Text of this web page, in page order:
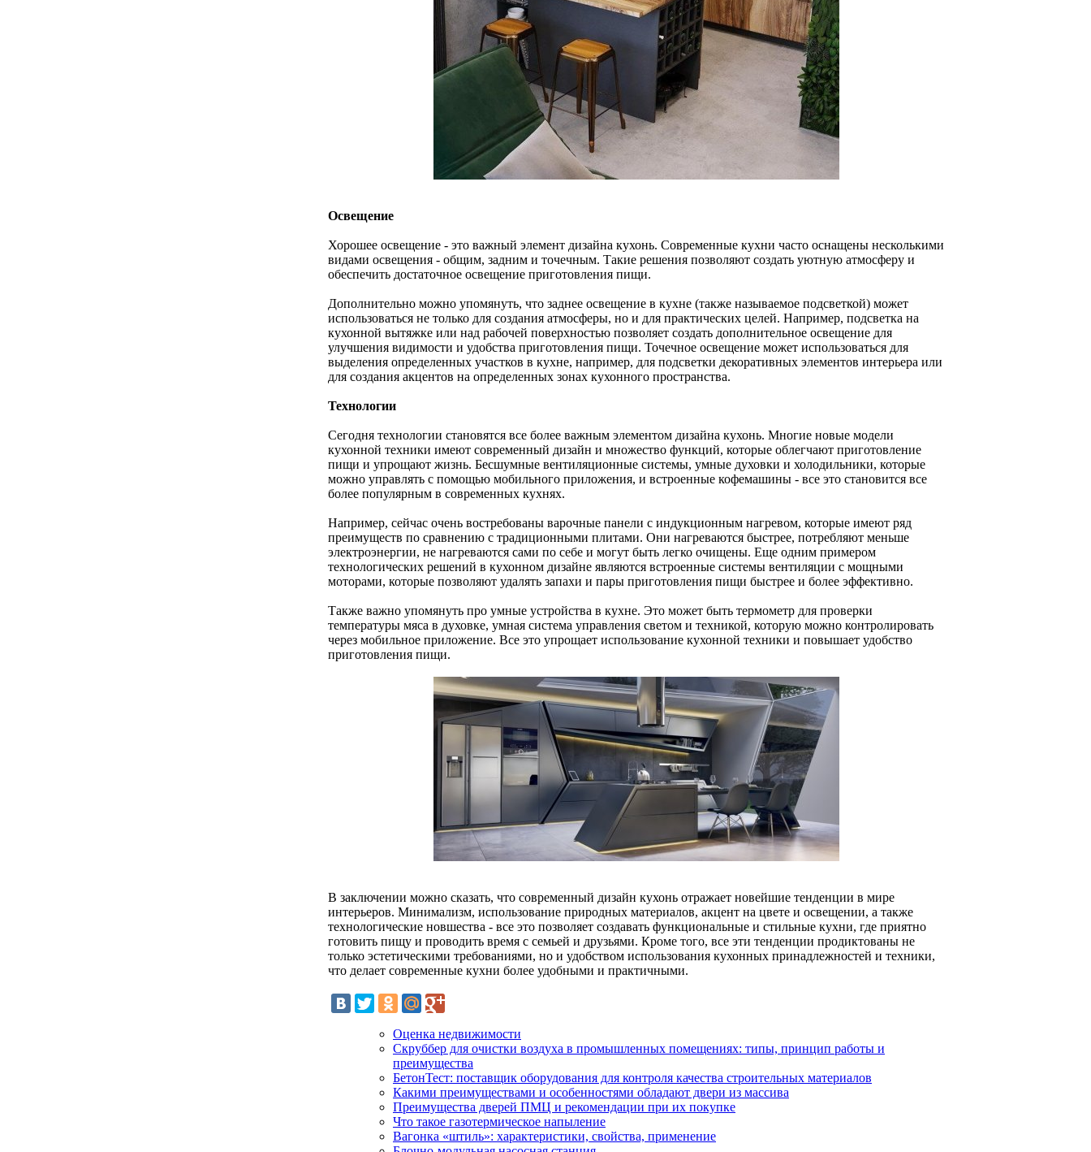
Освещение
Хорошее освещение - это важный элемент дизайна кухонь. Современные кухни часто оснащены несколькими
видами освещения - общим, задним и точечным. Такие решения позволяют создать уютную атмосферу и
обеспечить достаточное освещение приготовления пищи.
Дополнительно можно упомянуть, что заднее освещение в кухне (также называемое подсветкой) может
использоваться не только для создания атмосферы, но и для практических целей. Например, подсветка на
кухонной вытяжке или над рабочей поверхностью позволяет создать дополнительное освещение для
улучшения видимости и удобства приготовления пищи. Точечное освещение может использоваться для
выделения определенных участков в кухне, например, для подсветки декоративных элементов интерьера или
для создания акцентов на определенных зонах кухонного пространства.
Технологии
Сегодня технологии становятся все более важным элементом дизайна кухонь. Многие новые модели
кухонной техники имеют современный дизайн и множество функций, которые облегчают приготовление
пищи и упрощают жизнь. Бесшумные вентиляционные системы, умные духовки и холодильники, которые
можно управлять с помощью мобильного приложения, и встроенные кофемашины - все это становится все
более популярным в современных кухнях.
Например, сейчас очень востребованы варочные панели с индукционным нагревом, которые имеют ряд
преимуществ по сравнению с традиционными плитами. Они нагреваются быстрее, потребляют меньше
электроэнергии, не нагреваются сами по себе и могут быть легко очищены. Еще одним примером
технологических решений в кухонном дизайне являются встроенные системы вентиляции с мощными
моторами, которые позволяют удалять запахи и пары приготовления пищи быстрее и более эффективно.
Также важно упомянуть про умные устройства в кухне. Это может быть термометр для проверки
температуры мяса в духовке, умная система управления светом и техникой, которую можно контролировать
через мобильное приложение. Все это упрощает использование кухонной техники и повышает удобство
приготовления пищи.
В заключении можно сказать, что современный дизайн кухонь отражает новейшие тенденции в мире
интерьеров. Минимализм, использование природных материалов, акцент на цвете и освещении, а также
технологические новшества - все это позволяет создавать функциональные и стильные кухни, где приятно
готовить пищу и проводить время с семьей и друзьями. Кроме того, все эти тенденции продиктованы не
только эстетическими требованиями, но и удобством использования кухонных принадлежностей и техники,
что делает современные кухни более удобными и практичными.
Оценка недвижимости
Скруббер для очистки воздуха в промышленных помещениях: типы, принцип работы и
преимущества
БетонТест: поставщик оборудования для контроля качества строительных материалов
Какими преимуществами и особенностями обладают двери из массива
Преимущества дверей ПМЦ и рекомендации при их покупке
Что такое газотермическое напыление
Вагонка «штиль»: характеристики, свойства, применение